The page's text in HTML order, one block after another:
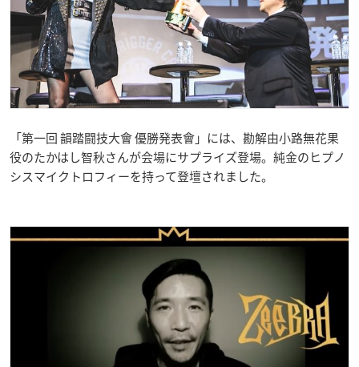
「第一回 韻踏闘技大會 優勝発表會」 には、勘解由小路無花果
役のたかはし智秋さんが会場にサプライズ登場。純金のヒプノ
シスマイクトロフィーを持って登壇されました。